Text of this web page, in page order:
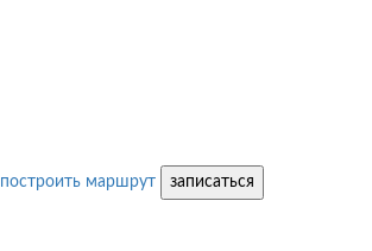
построить маршрут
записаться